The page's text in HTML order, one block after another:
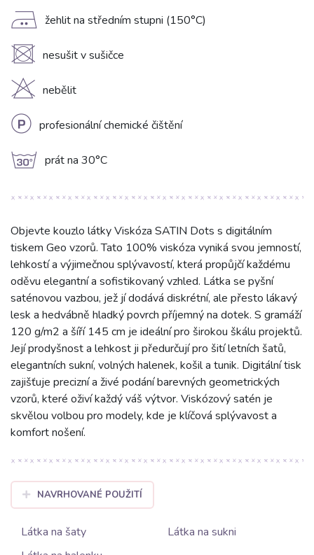
E žehlit na středním stupni (150°C)
U nesušit v sušičce
H nebělit
L profesionální chemické čištění
g prát na 30°C
Objevte kouzlo látky Viskóza SATIN Dots s digitálním
tiskem Geo vzorů. Tato 100% viskóza vyniká svou jemností,
lehkostí a výjimečnou splývavostí, která propůjčí každému
oděvu elegantní a sofistikovaný vzhled. Látka se pyšní
saténovou vazbou, jež jí dodává diskrétní, ale přesto lákavý
lesk a hedvábně hladký povrch příjemný na dotek. S gramáží
120 g/m2 a šíří 145 cm je ideální pro širokou škálu projektů.
Její prodyšnost a lehkost ji předurčují pro šití letních šatů,
elegantních sukní, volných halenek, košil a tunik. Digitální tisk
zajišťuje precizní a živé podání barevných geometrických
vzorů, které oživí každý váš výtvor. Viskózový satén je
skvělou volbou pro modely, kde je klíčová splývavost a
komfort nošení.
NAVRHOVANÉ POUŽITÍ
Látka na šaty
Látka na sukni